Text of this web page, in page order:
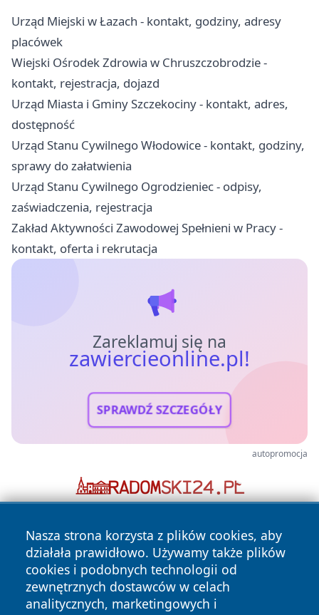
Urząd Miejski w Łazach - kontakt, godziny, adresy
placówek
Wiejski Ośrodek Zdrowia w Chruszczobrodzie -
kontakt, rejestracja, dojazd
Urząd Miasta i Gminy Szczekociny - kontakt, adres,
dostępność
Urząd Stanu Cywilnego Włodowice - kontakt, godziny,
sprawy do załatwienia
Urząd Stanu Cywilnego Ogrodzieniec - odpisy,
zaświadczenia, rejestracja
Zakład Aktywności Zawodowej Spełnieni w Pracy -
kontakt, oferta i rekrutacja
Zareklamuj się na
zawiercieonline.pl!
SPRAWDŹ SZCZEGÓŁY
autopromocja
Nasza strona korzysta z plików cookies, aby
działała prawidłowo. Używamy także plików
cookies i podobnych technologii od
zewnętrznych dostawców w celach
analitycznych, marketingowych i
Copyright © 2026 zawiercieonline.pl Wszystkie prawa